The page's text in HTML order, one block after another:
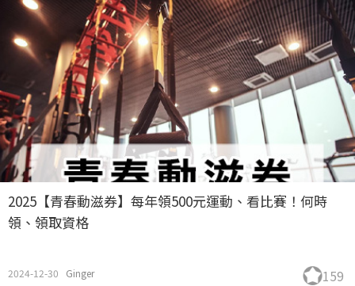
2025【青春動滋券】每年領500元運動、看比賽！何時
領、領取資格
2024-12-30 Ginger 159